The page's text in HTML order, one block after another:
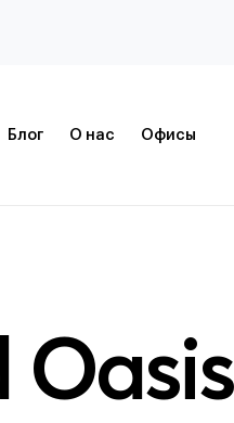
Блог О нас Офисы
Oasis